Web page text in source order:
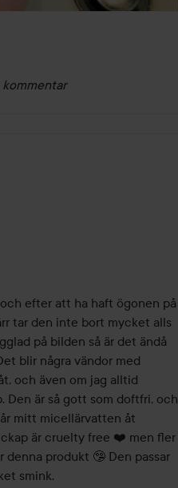
efter att ha haft ögonen på
tar den inte bort mycket alls
på bilden så är det ändå
blir några vändor med
och även om jag alltid
Den är så gott som doftfri, och
mitt micellärvatten åt
är cruelty free ❤️ men fler
denna produkt 🤥 Den passar
smink.